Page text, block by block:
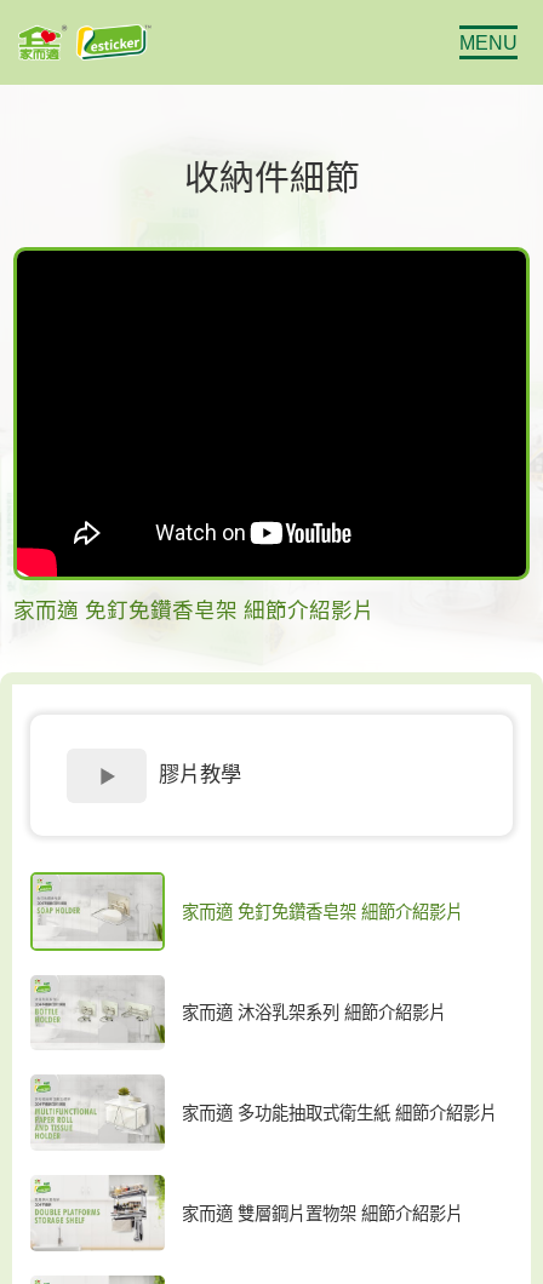
MENU
收納件細節
家而適 免釘免鑽香皂架 細節介紹影片
膠片教學
家而適 免釘免鑽香皂架 細節介紹影片
家而適 沐浴乳架系列 細節介紹影片
家而適 多功能抽取式衛生紙 細節介紹影片
家而適 雙層鋼片置物架 細節介紹影片